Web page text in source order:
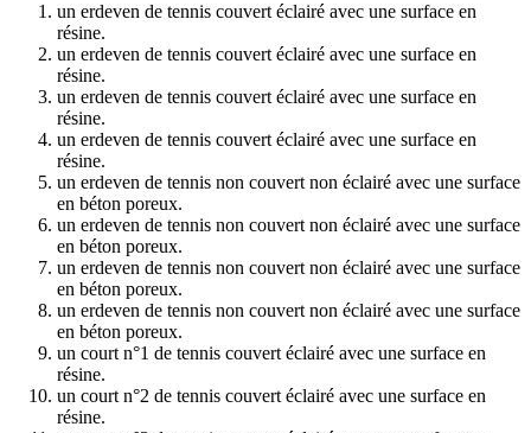
un erdeven de tennis couvert éclairé avec une surface en
résine.
un erdeven de tennis couvert éclairé avec une surface en
résine.
un erdeven de tennis couvert éclairé avec une surface en
résine.
un erdeven de tennis couvert éclairé avec une surface en
résine.
un erdeven de tennis non couvert non éclairé avec une surface
en béton poreux.
un erdeven de tennis non couvert non éclairé avec une surface
en béton poreux.
un erdeven de tennis non couvert non éclairé avec une surface
en béton poreux.
un erdeven de tennis non couvert non éclairé avec une surface
en béton poreux.
un court n°1 de tennis couvert éclairé avec une surface en
résine.
un court n°2 de tennis couvert éclairé avec une surface en
résine.